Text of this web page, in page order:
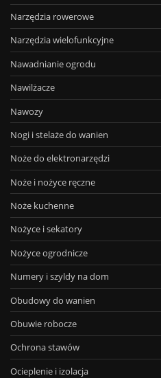
Narzędzia rowerowe
Narzędzia wielofunkcyjne
Nawadnianie ogrodu
Nawilżacze
Nawozy
Nogi i stelaże do wanien
Noże do elektronarzędzi
Noże i nożyce ręczne
Noże kuchenne
Nożyce i sekatory
Nożyce ogrodnicze
Numery i szyldy na dom
Obudowy do wanien
Obuwie robocze
Ochrona stawów
Ocieplenie i izolacja